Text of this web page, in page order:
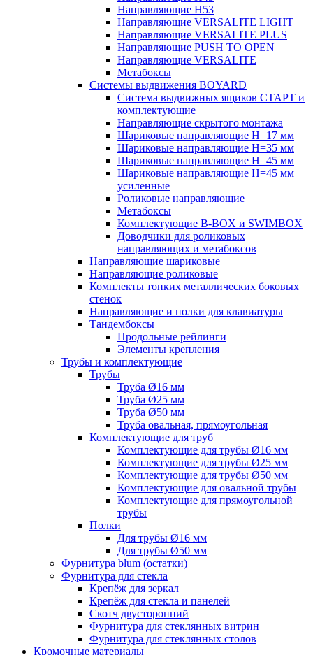
Направляющие H53
Направляющие VERSALITE LIGHT
Направляющие VERSALITE PLUS
Направляющие PUSH TO OPEN
Направляющие VERSALITE
Метабоксы
Системы выдвижения BOYARD
Система выдвижных ящиков СТАРТ и
комплектующие
Направляющие скрытого монтажа
Шариковые направляющие H=17 мм
Шариковые направляющие H=35 мм
Шариковые направляющие H=45 мм
Шариковые направляющие H=45 мм
усиленные
Роликовые направляющие
Метабоксы
Комплектующие B-BOX и SWIMBOX
Доводчики для роликовых
направляющих и метабоксов
Направляющие шариковые
Направляющие роликовые
Комплекты тонких металлических боковых
стенок
Направляющие и полки для клавиатуры
Тандембоксы
Продольные рейлинги
Элементы крепления
Трубы и комплектующие
Трубы
Труба Ø16 мм
Труба Ø25 мм
Труба Ø50 мм
Труба овальная, прямоугольная
Комплектующие для труб
Комплектующие для трубы Ø16 мм
Комплектующие для трубы Ø25 мм
Комплектующие для трубы Ø50 мм
Комплектующие для овальной трубы
Комплектующие для прямоугольной
трубы
Полки
Для трубы Ø16 мм
Для трубы Ø50 мм
Фурнитура blum (остатки)
Фурнитура для стекла
Крепёж для зеркал
Крепёж для стекла и панелей
Скотч двусторонний
Фурнитура для стеклянных витрин
Фурнитура для стеклянных столов
Кромочные материалы